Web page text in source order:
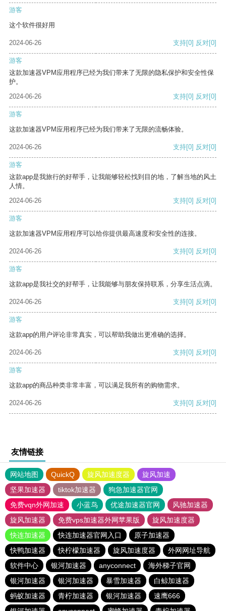
游客
这个软件很好用
2024-06-26 支持[0] 反对[0]
游客
这款加速器VPM应用程序已经为我们带来了无限的隐私保护和安全性保
护。
2024-06-26
支持[0] 反对[0]
游客
这款加速器VPM应用程序已经为我们带来了无限的流畅体验。
2024-06-26 支持[0] 反对[0]
游客
这款app是我旅行的好帮手，让我能够轻松找到目的地，了解当地的风土
人情。
2024-06-26
支持[0] 反对[0]
游客
这款加速器VPM应用程序可以给你提供最高速度和安全性的连接。
2024-06-26 支持[0] 反对[0]
游客
这款app是我社交的好帮手，让我能够与朋友保持联系，分享生活点滴。
2024-06-26 支持[0] 反对[0]
游客
这款app的用户评论非常真实，可以帮助我做出更准确的选择。
2024-06-26 支持[0] 反对[0]
游客
这款app的商品种类非常丰富，可以满足我所有的购物需求。
2024-06-26 支持[0] 反对[0]
友情链接
网站地图 QuickQ 旋风加速度器
旋风加速
坚果加速器
tiktok加速器
狗急加速器官网
免费vqn外网加速
小蓝鸟 优途加速器官网
风驰加速器
旋风加速器
免费vps加速器外网苹果版
旋风加速度器
快连加速器
快连加速器官网入口
原子加速器
快鸭加速器
快柠檬加速器 旋风加速度器
外网网址导航
软件中心
银河加速器 anyconnect
海外梯子官网
银河加速器
银河加速器 暴雪加速器
白鲸加速器
蚂蚁加速器
青柠加速器 银河加速器
速鹰666